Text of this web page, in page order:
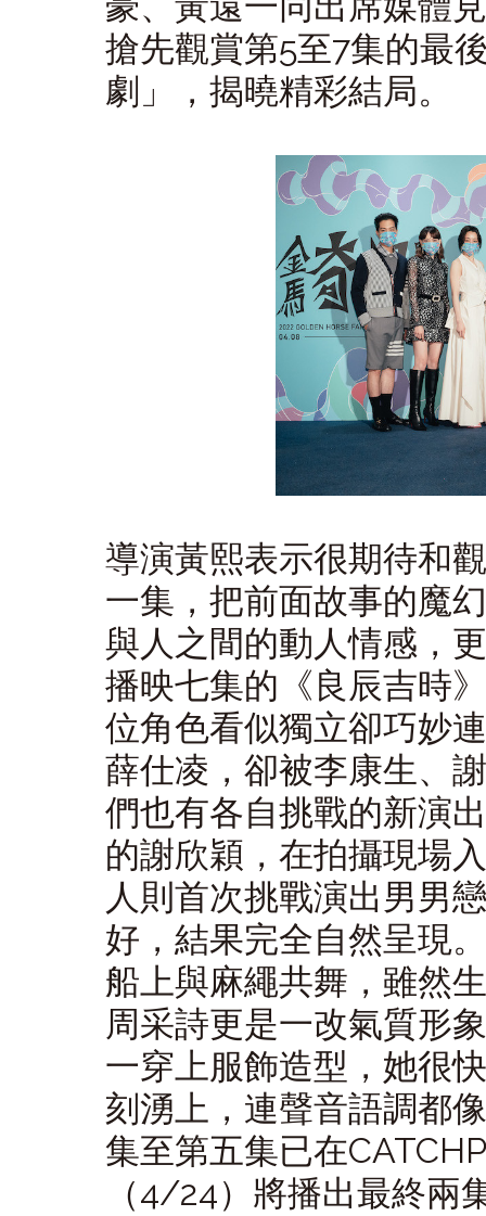
搶先觀賞第5至7集的最
劇」，揭曉精彩結局。
導演黃熙表示很期待和
一集，把前面故事的魔
與人之間的動人情感，
播映七集的《良辰吉時
位角色看似獨立卻巧妙
薛仕凌，卻被李康生、
們也有各自挑戰的新演
的謝欣穎，在拍攝現場
人則首次挑戰演出男男
好，結果完全自然呈現
船上與麻繩共舞，雖然
周采詩更是一改氣質形
一穿上服飾造型，她很
刻湧上，連聲音語調都
集至第五集已在
（4/24）將播出最終兩